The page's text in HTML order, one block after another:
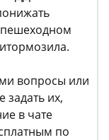
пешеходном
вопросы или
их,
в чате
по